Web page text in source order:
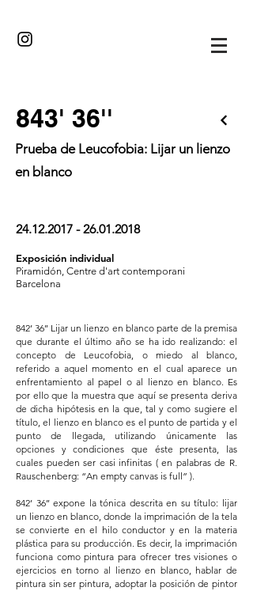
843' 36''
Prueba de Leucofobia: Lijar un lienzo
en blanco
24.12.2017 - 26.01.2018
Exposición individual
Piramidón, Centre d'art contemporani
Barcelona
842’ 36’’ Lijar un lienzo en blanco parte de la premisa
que durante el último año se ha ido realizando: el
concepto de Leucofobia, o miedo al blanco,
referido a aquel momento en el cual aparece un
enfrentamiento al papel o al lienzo en blanco. Es
por ello que la muestra que aquí se presenta deriva
de dicha hipótesis en la que, tal y como sugiere el
título, el lienzo en blanco es el punto de partida y el
punto de llegada, utilizando únicamente las
opciones y condiciones que éste presenta, las
cuales pueden ser casi infinitas ( en palabras de R.
Rauschenberg: “An empty canvas is full” ).
842’ 36’’ expone la tónica descrita en su título: lijar
un lienzo en blanco, donde la imprimación de la tela
se convierte en el hilo conductor y en la materia
plástica para su producción. Es decir, la imprimación
funciona como pintura para ofrecer tres visiones o
ejercicios en torno al lienzo en blanco, hablar de
pintura sin ser pintura, adoptar la posición de pintor